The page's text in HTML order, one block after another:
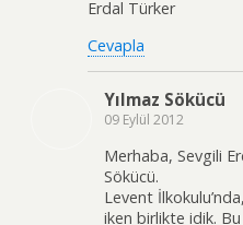
Erdal Türker
Cevapla
Yılmaz Sökücü
09 Eylül 2012
Merhaba, Sevgili
Sökücü.
Levent
iken birlikte idik.